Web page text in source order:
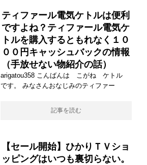
ティファール電気ケトルは便利
ですよね？ティファール電気ケ
トルを購入するともれなく１０
００円キャッシュバックの情報
（手放せない物紹介の話）
arigatou358 こんばんは こがね ケトル
です。 みなさんおなじみのティファー
記事を読む
【セール開始】ひかりＴＶショ
ッピングはいつも裏切らない。